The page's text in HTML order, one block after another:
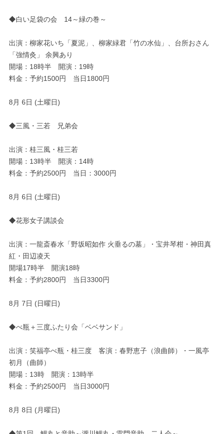
◆白い足袋の会 14～緑の巻～
出演：柳家花いち「夏泥」、柳家緑君「竹の水仙」、台所おさん
「強情灸」 余興あり
開場：18時半 開演：19時
料金：予約1500円 当日1800円
8月 6日 (土曜日)
◆三風・三若 兄弟会
出演：桂三風・桂三若
開場：13時半 開演：14時
料金：予約2500円 当日：3000円
8月 6日 (土曜日)
◆花形女子講談会
出演：一龍斎春水「野坂昭如作 火垂るの墓」・宝井琴柑・神田真
紅・田辺凌天
開場17時半 開演18時
料金：予約2800円 当日3300円
8月 7日 (日曜日)
◆べ瓶＋三度ふたり会「ベベサンド」
出演：笑福亭べ瓶・桂三度 客演：春野恵子（浪曲師）・一風亭
初月（曲師）
開場：13時 開演：13時半
料金：予約2500円 当日3000円
8月 8日 (月曜日)